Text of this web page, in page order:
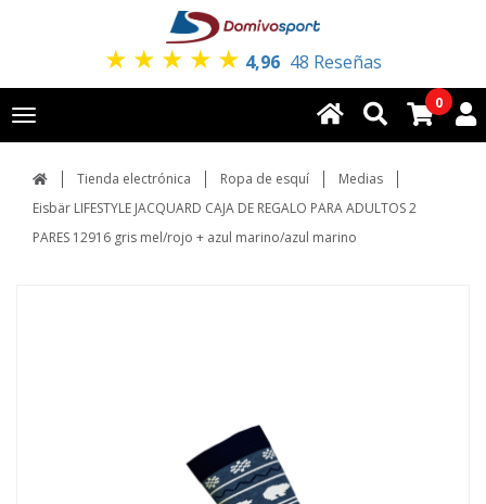
★ ★ ★ ★ ★ 4,96 48 Reseñas
Toggle
navigation
0
Tienda electrónica Ropa de esquí
Medias
Eisbär LIFESTYLE JACQUARD CAJA DE REGALO PARA ADULTOS 2
PARES 12916 gris mel/rojo + azul marino/azul marino